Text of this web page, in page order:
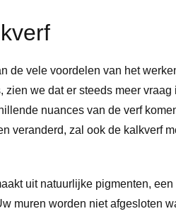
de vele voordelen van het
we dat er steeds meer
nuances van de verf
veranderd, zal ook de kalkverf
uit natuurlijke pigmenten,
muren worden niet afgesloten